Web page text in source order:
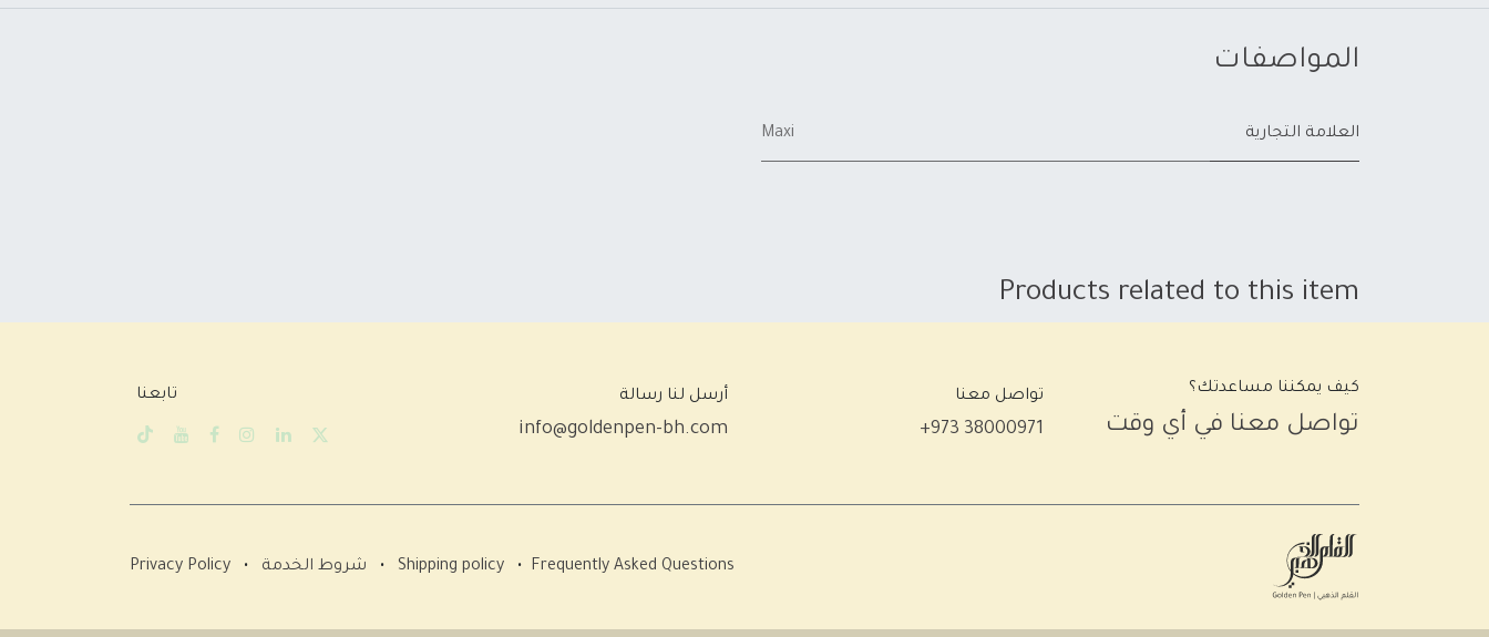
المواصفات
العلامة التجارية Maxi
Products related to this item
كيف يمكننا مساعدتك؟
تواصل معنا في أي وقت
تواصل معنا
+973 38000971
أرسل لنا رسالة
info@goldenpen-bh.com
تابعنا
Frequently Asked Questions
•
Shipping policy
• شروط الخدمة •
Privacy Policy